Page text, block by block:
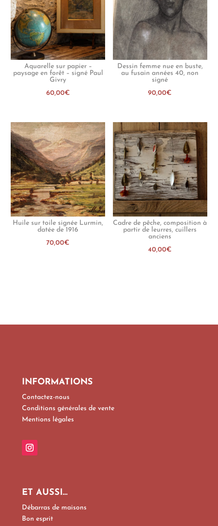
Aquarelle sur papier –
paysage en forêt – signé Paul
Givry
60,00€
Dessin femme nue en buste,
au fusain années 40, non
signé
90,00€
Huile sur toile signée Lurmin,
datée de 1916
70,00€
Cadre de pêche, composition à
partir de leurres, cuillers
anciens
40,00€
INFORMATIONS
Contactez-nous
Conditions générales de vente
Mentions légales
ET AUSSI…
Débarras de maisons
Bon esprit